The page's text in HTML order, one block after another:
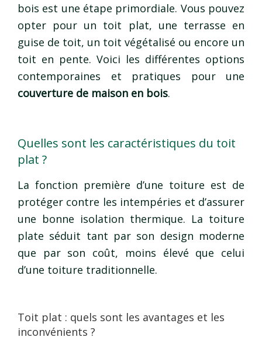
bois est une étape primordiale. Vous pouvez
opter pour un toit plat, une terrasse en
guise de toit, un toit végétalisé ou encore un
toit en pente. Voici les différentes options
contemporaines et pratiques pour une
couverture de maison en bois.
Quelles sont les caractéristiques du toit
plat ?
La fonction première d’une toiture est de
protéger contre les intempéries et d’assurer
une bonne isolation thermique. La toiture
plate séduit tant par son design moderne
que par son coût, moins élevé que celui
d’une toiture traditionnelle.
Toit plat : quels sont les avantages et les
inconvénients ?